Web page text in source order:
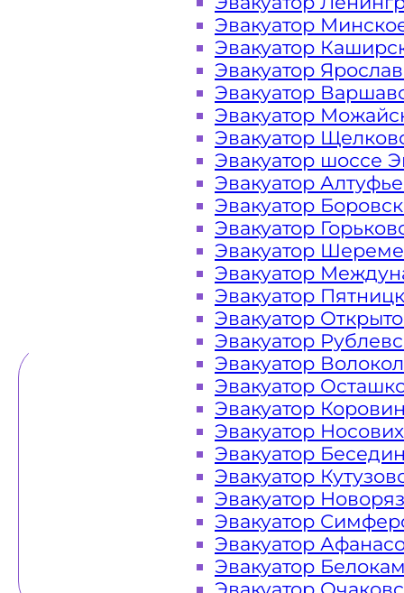
Закажите услугу "эвакуатор
"онлайн" на сайте компании
Вам необходимы услуги
Эвакуаторы «МОБИ» находятся
городского округа Химки, в
Обращайтесь к нам
ситуации и гарантируем
WHATSAPP
Эвакуатор
Эвакуатор
Эвакуатор
Эвакуатор
Эвакуатор
Эвакуатор
Эвакуатор шоссе
Эвакуатор
Эвакуатор
Эвакуатор
Эвакуатор
Эвакуатор
Эвакуатор
Эвакуатор
Эвакуатор
Эвакуатор
Эвакуатор
Эвакуатор
Эвакуатор
Эвакуатор
Эвакуатор
Эвакуатор
Эвакуатор
Эвакуатор
Эвакуатор